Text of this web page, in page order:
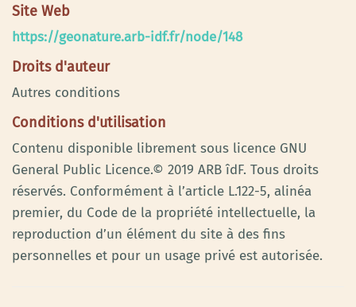
Site Web
https://geonature.arb-idf.fr/node/148
Droits d'auteur
Autres conditions
Conditions d'utilisation
Contenu disponible librement sous licence GNU
General Public Licence.© 2019 ARB îdF. Tous droits
réservés. Conformément à l’article L.122-5, alinéa
premier, du Code de la propriété intellectuelle, la
reproduction d’un élément du site à des fins
personnelles et pour un usage privé est autorisée.